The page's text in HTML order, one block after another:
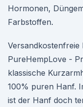
Hormonen,
Farbstoffen.
PureHempLove -
klassische
100% puren Hanf.
ist der Hanf doch